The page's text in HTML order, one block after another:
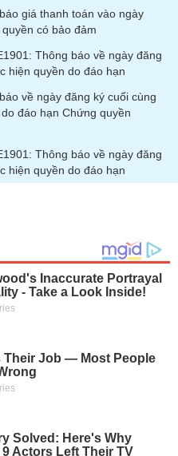
giá thanh toán vào ngày
có bảo đảm
Thông báo về ngày đăng
hiện quyền do đáo hạn
về ngày đăng ký cuối cùng
đáo hạn Chứng quyền
Thông báo về ngày đăng
hiện quyền do đáo hạn